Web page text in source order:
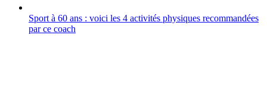
Sport à 60 ans : voici les 4 activités physiques recommandées
par ce coach